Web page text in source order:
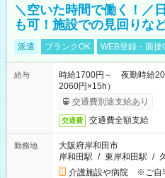
＼空いた時間で働く！／
も可！施設での見回りな
派遣 ブランクOK WEB登録・面接
給与
時給1700円～ 夜勤時給
2060円×15h）
交通費別途支給あり
交通費 交通費全額支給
勤務地
大阪府岸和田市
岸和田駅 / 東岸和田駅 /
介護施設や病院 ※ご自